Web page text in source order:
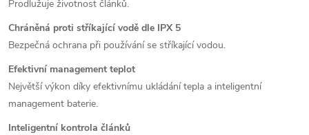
Prodlužuje životnost článků.
Chráněná proti stříkající vodě dle IPX 5
Bezpečná ochrana při používání se stříkající vodou.
Efektivní management teplot
Největší výkon díky efektivnímu ukládání tepla a inteligentní
management baterie.
Inteligentní kontrola článků